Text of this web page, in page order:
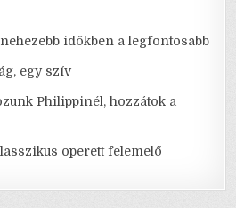
időkben a legfontosabb
egy szív
Philippinél, hozzátok a
operett felemelő